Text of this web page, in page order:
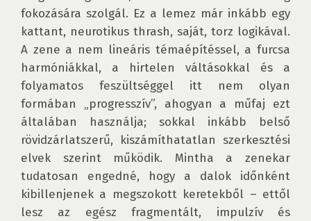
fokozására szolgál. Ez a lemez már inkább egy
kattant, neurotikus thrash, saját, torz logikával.
A zene a nem lineáris témaépítéssel, a furcsa
harmóniákkal, a hirtelen váltásokkal és a
folyamatos feszültséggel itt nem olyan
formában „progresszív”, ahogyan a műfaj ezt
általában használja; sokkal inkább belső
rövidzárlatszerű, kiszámíthatatlan szerkesztési
elvek szerint működik. Mintha a zenekar
tudatosan engedné, hogy a dalok időnként
kibillenjenek a megszokott keretekből – ettől
lesz az egész fragmentált, impulzív és